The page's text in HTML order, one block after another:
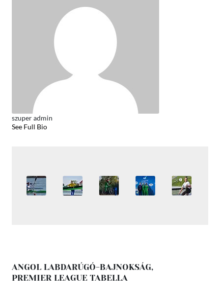
szuper admin
See Full Bio
ANGOL LABDARÚGÓ-BAJNOKSÁG,
PREMIER LEAGUE TABELLA